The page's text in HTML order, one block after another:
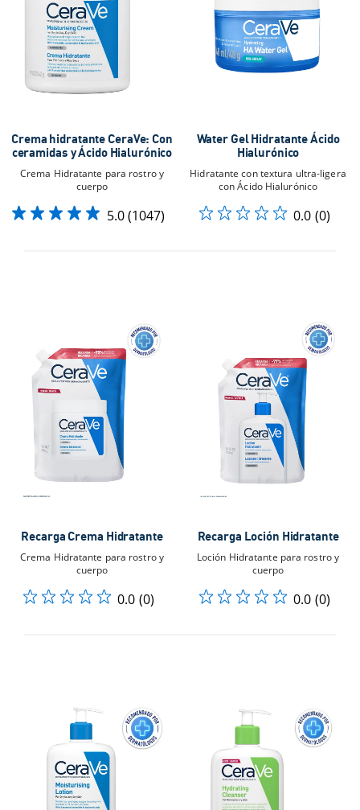
Crema hidratante CeraVe: Con
ceramidas y Ácido Hialurónico
Crema Hidratante para rostro y
cuerpo
5.0(1047)
Water Gel Hidratante Ácido
Hialurónico​
Hidratante con textura ultra-ligera
con Ácido Hialurónico​
0.0 (0)
Recarga Crema Hidratante
Crema Hidratante para rostro y
cuerpo
0.0 (0)
Recarga Loción Hidratante
Loción Hidratante para rostro y
cuerpo
0.0 (0)